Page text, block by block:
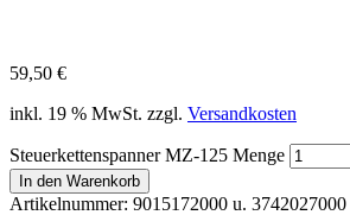
59,50 €
inkl. 19 % MwSt. zzgl. Versandkosten
Steuerkettenspanner MZ-125 Menge
In den Warenkorb
Artikelnummer: 9015172000 u. 3742027000